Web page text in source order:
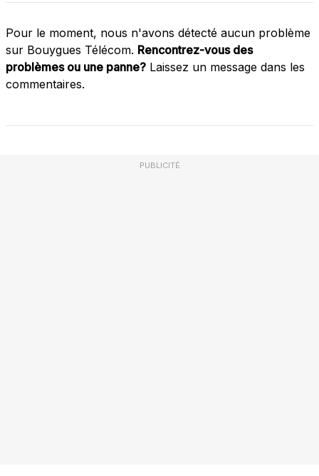
Pour le moment, nous n'avons détecté aucun problème
sur Bouygues Télécom. Rencontrez-vous des
problèmes ou une panne? Laissez un message dans les
commentaires.
PUBLICITÉ